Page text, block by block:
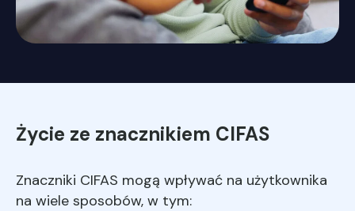
Życie ze znacznikiem CIFAS
Znaczniki CIFAS mogą wpływać na użytkownika
na wiele sposobów, w tym: